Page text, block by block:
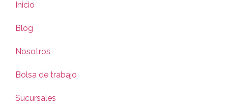
Inicio
Blog
Nosotros
Bolsa de trabajo
Sucursales